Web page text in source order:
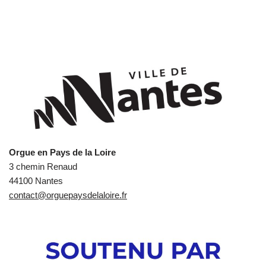
Orgue en Pays de la Loire
3 chemin Renaud
44100 Nantes
contact@orguepaysdelaloire.fr